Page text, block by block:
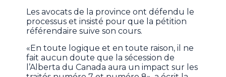
Les avocats de la province ont défendu le
processus et insisté pour que la pétition
référendaire suive son cours.
«En toute logique et en toute raison, il ne
fait aucun doute que la sécession de
l’Alberta du Canada aura un impact sur les